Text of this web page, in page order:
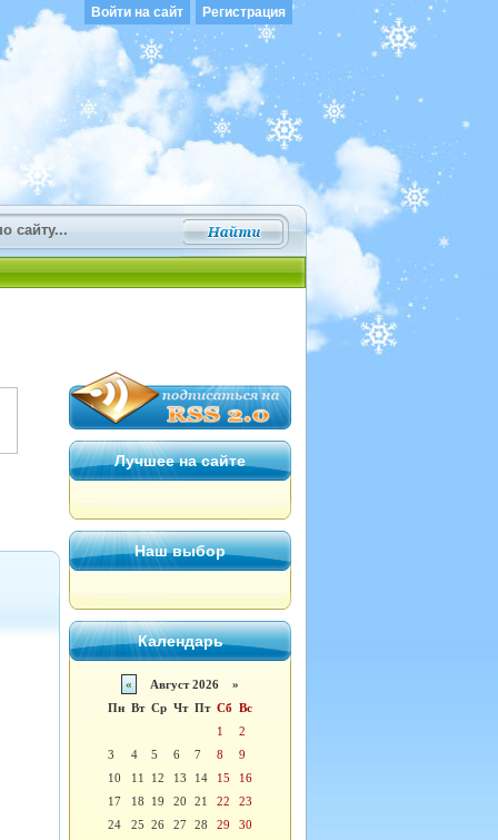
Войти на сайт Регистрация
Лучшее на сайте
Наш выбор
Календарь
«
Август 2026 »
Пн Вт Ср Чт Пт Сб Вс
1
2
3
4 5 6 7 8
9
10
11 12 13 14 15
16
17
18 19 20 21 22
23
24
25 26 27 28 29
30